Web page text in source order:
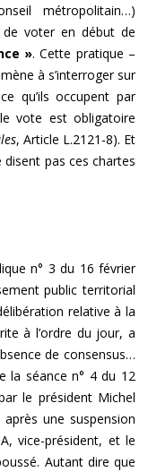
métropolitain…)
voter en début de
». Cette pratique –
à s’interroger sur
qu’ils occupent par
vote est obligatoire
, Article L.2121-8). Et
pas ces chartes
n° 3 du 16 février
public territorial
relative à la
à l’ordre du jour, a
de consensus…
la séance n° 4 du 12
le président Michel
une suspension
vice-président, et le
Autant dire que